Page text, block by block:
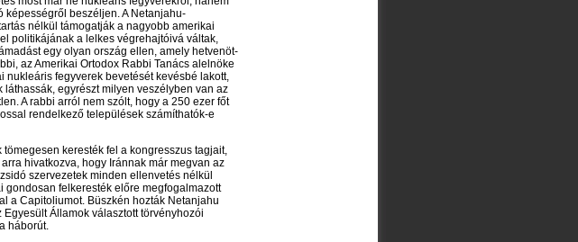
beszéljen. A Netanjahu-
nélkül támogatják a nagyobb amerikai
politikájának a lelkes végrehajtóivá váltak,
egy olyan ország ellen, amely hetvenöt-
az Amerikai Ortodox Rabbi Tanács alelnöke
fegyverek bevetését kevésbé lakott,
egyrészt milyen veszélyben van az
A rabbi arról nem szólt, hogy a 250 ezer főt
rendelkező települések számíthatók-e
keresték fel a kongresszus tagjait,
hivatkozva, hogy Iránnak már megvan az
szervezetek minden ellenvetés nélkül
felkeresték előre megfogalmazott
a Capitoliumot. Büszkén hozták Netanjahu
Államok választott törvényhozói
háborút.